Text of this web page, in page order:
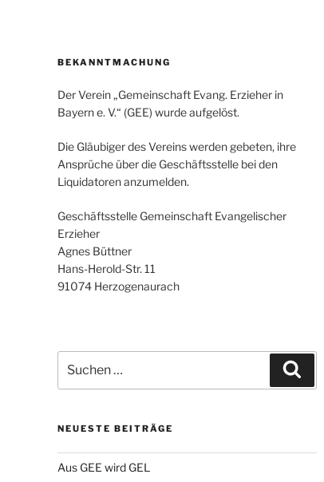
BEKANNTMACHUNG
Der Verein „Gemeinschaft Evang. Erzieher in
Bayern e. V.“ (GEE) wurde aufgelöst.
Die Gläubiger des Vereins werden gebeten, ihre
Ansprüche über die Geschäftsstelle bei den
Liquidatoren anzumelden.
Geschäftsstelle Gemeinschaft Evangelischer
Erzieher
Agnes Büttner
Hans-Herold-Str. 11
91074 Herzogenaurach
nach:
NEUESTE BEITRÄGE
Aus GEE wird GEL